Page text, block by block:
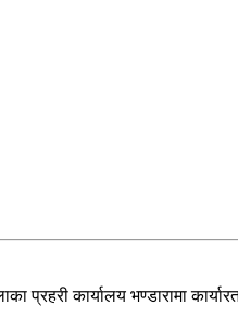
प्रहरी कार्यालय भण्डारामा